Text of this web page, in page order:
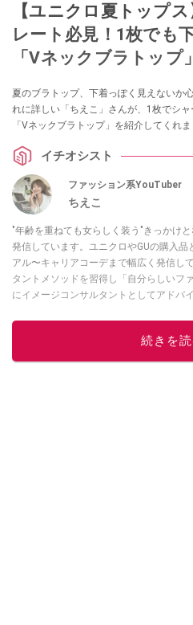
【ユニクロ夏トップ
レート必見！1枚でも
「Vネックブラトップ」
夏のブラトップ、下着っぽく見えないか
れに詳しい「ちえこ」さんが、1枚でシ
「Vネックブラトップ」を紹介してくれま
イチオシスト
ファッション系YouTuber
ちえこ
"年齢を重ねても女らしく装う"きっかけ
発信しています。ユニクロやGUの購入
アル〜キャリアコーデまで幅広く発信し
タントメソッドを習得し「自分らしいフ
にイメージコンサルタントとしてアドバ
積み上げ続けている外資系企業のコンサ
続きを読